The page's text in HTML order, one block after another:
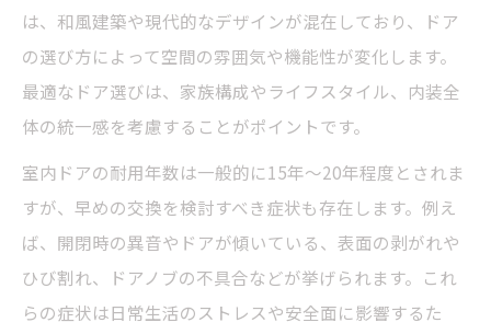
は、和風建築や現代的なデザインが混在しており、ドア
の選び方によって空間の雰囲気や機能性が変化します。
最適なドア選びは、家族構成やライフスタイル、内装全
体の統一感を考慮することがポイントです。
室内ドアの耐用年数は一般的に15年〜20年程度とされま
すが、早めの交換を検討すべき症状も存在します。例え
ば、開閉時の異音やドアが傾いている、表面の剥がれや
ひび割れ、ドアノブの不具合などが挙げられます。これ
らの症状は日常生活のストレスや安全面に影響するた